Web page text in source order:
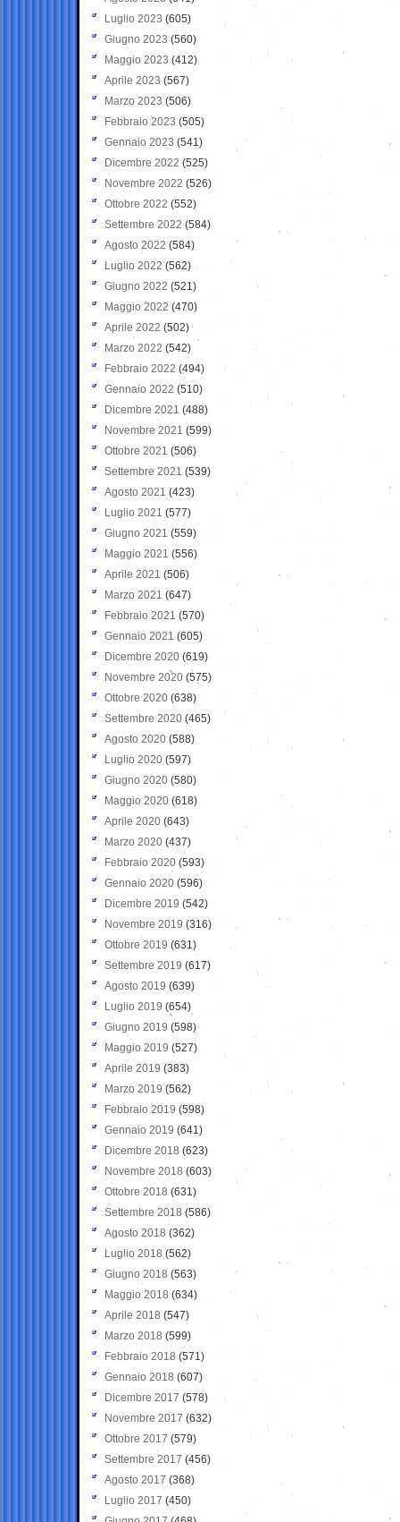
Luglio 2023 (605)
Giugno 2023 (560)
Maggio 2023 (412)
Aprile 2023 (567)
Marzo 2023 (506)
Febbraio 2023 (505)
Gennaio 2023 (541)
Dicembre 2022 (525)
Novembre 2022 (526)
Ottobre 2022 (552)
Settembre 2022 (584)
Agosto 2022 (584)
Luglio 2022 (562)
Giugno 2022 (521)
Maggio 2022 (470)
Aprile 2022 (502)
Marzo 2022 (542)
Febbraio 2022 (494)
Gennaio 2022 (510)
Dicembre 2021 (488)
Novembre 2021 (599)
Ottobre 2021 (506)
Settembre 2021 (539)
Agosto 2021 (423)
Luglio 2021 (577)
Giugno 2021(559)
Maggio 2021 (556)
Aprile 2021 (506)
Marzo 2021 (647)
Febbraio 2021 (570)
Gennaio 2021 (605)
Dicembre 2020 (619)
Novembre 2020 (575)
Ottobre 2020 (638)
Settembre 2020(465)
Agosto 2020 (588)
Luglio 2020 (597)
Giugno 2020 (580)
Maggio 2020 (618)
Aprile 2020 (643)
Marzo 2020 (437)
Febbraio 2020 (593)
Gennaio 2020 (596)
Dicembre 2019 (542)
Novembre 2019 (316)
Ottobre 2019 (631)
Settembre 2019 (617)
Agosto 2019 (639)
Luglio 2019 (654)
Giugno 2019 (598)
Maggio 2019 (527)
Aprile 2019 (383)
Marzo 2019 (562)
Febbraio 2019 (598)
Gennaio 2019 (641)
Dicembre 2018 (623)
Novembre 2018 (603)
Ottobre 2018 (631)
Settembre 2018 (586)
Agosto 2018 (362)
Luglio 2018 (562)
Giugno 2018 (563)
Maggio 2018 (634)
Aprile 2018 (547)
Marzo 2018 (599)
Febbraio 2018 (571)
Gennaio 2018 (607)
Dicembre 2017 (578)
Novembre 2017 (632)
Ottobre 2017 (579)
Settembre 2017 (456)
Agosto 2017 (368)
Luglio 2017 (450)